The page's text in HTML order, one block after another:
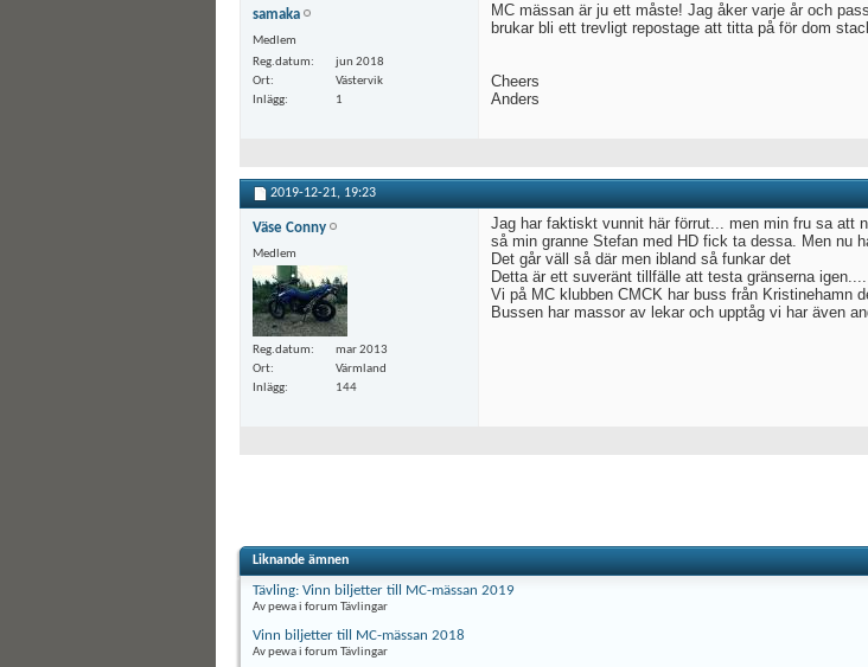
samaka
Medlem
Reg.datum
jun 2018
Ort
Västervik
Inlägg
1
MC mässan är ju ett måste! Jag åker varje år och
brukar bli ett trevligt repostage att titta på för dom
Cheers
Anders
2019-12-21, 19:23
Väse Conny
Medlem
Reg.datum
mar 2013
Ort
Värmland
Inlägg
144
Jag har faktiskt vunnit här förrut... men min fru sa att
så min granne Stefan med HD fick ta dessa. Men nu
Det går väll så där men ibland så funkar det
Detta är ett suveränt tillfälle att testa gränserna igen....
Vi på MC klubben CMCK har buss från Kristinehamn
Bussen har massor av lekar och upptåg vi har även
Liknande ämnen
Tävling: Vinn biljetter till MC-mässan 2019
Av pewa i forum Tävlingar
Vinn biljetter till MC-mässan 2018
Av pewa i forum Tävlingar